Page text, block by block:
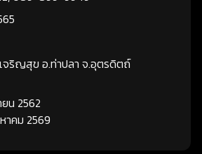
จริญสุข อ.ท่าปลา จ.อุตรดิตถ์
น 2562
าคม 2569